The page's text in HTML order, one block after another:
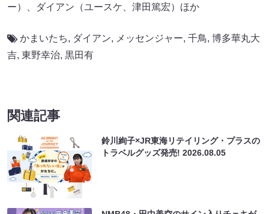
ー）、ダイアン（ユースケ、津田篤宏）ほか
かまいたち, ダイアン, メッセンジャー, 千鳥, 博多華丸大
吉, 東野幸治, 黒田有
関連記事
鈴川絢子×JR東海リテイリング・プラスの
トラベルグッズ発売!2026.08.05